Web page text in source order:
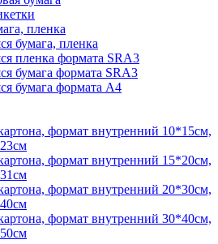
пленка
бумага, пленка
пленка формата SRА3
бумага формата SRА3
бумага формата А4
формат внутренний 10*15см,
формат внутренний 15*20см,
формат внутренний 20*30см,
формат внутренний 30*40см,